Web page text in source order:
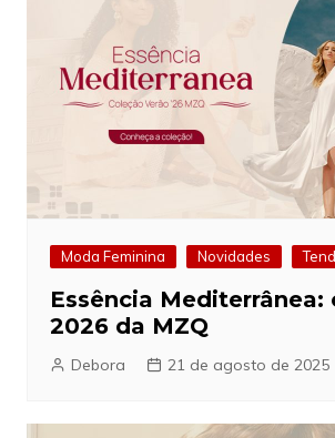
Moda Feminina Novidades
Essência Mediterrânea:
2026 da MZQ
Debora 21 de agosto de 2025